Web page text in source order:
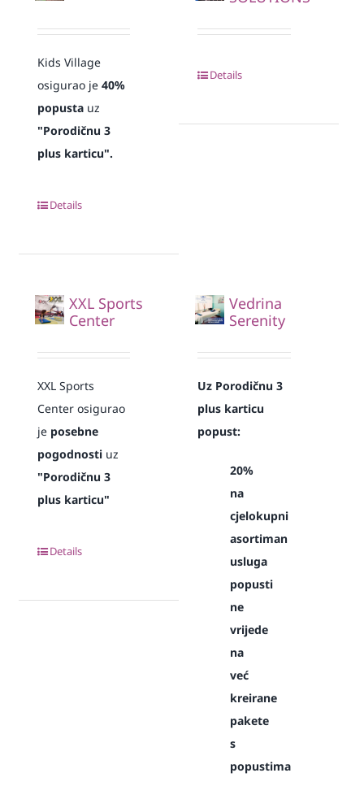
Kids Village
osigurao je40%
popustauz
"Porodičnu 3
plus karticu".
Details
Details
XXL Sports
Center
XXL Sports
Center osigurao
je posebne
pogodnostiuz
"Porodičnu 3
plus karticu"
Details
Vedrina
Serenity
Uz Porodičnu 3
plus karticu
popust:
20%
na
cjelokupni
asortiman
usluga
popusti
ne
vrijede
na
već
kreirane
pakete
s
popustima